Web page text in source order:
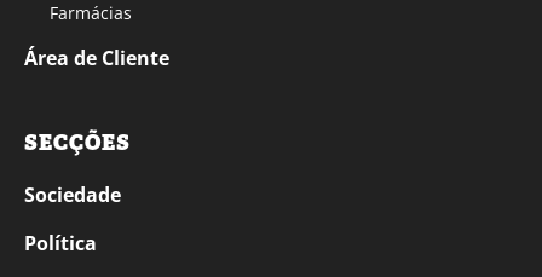
Farmácias
Área de Cliente
SECÇÕES
Sociedade
Política